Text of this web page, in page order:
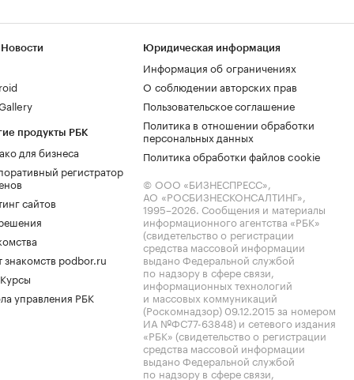
продукты РБК
для бизнеса
регистратор
сайтов
знакомств podbor.ru
управления РБК
Юридическая информация
Информация об ограничениях
О соблюдении авторских прав
Пользовательское соглашение
Политика в отношении обработки
персональных данных
Политика обработки файлов cookie
© ООО «БИЗНЕСПРЕСС»,
АО «РОСБИЗНЕСКОНСАЛТИНГ»,
1995–2026. Сообщения и материалы
информационного агентства «РБК»
(свидетельство о регистрации
средства массовой информации
выдано Федеральной службой
по надзору в сфере связи,
информационных технологий
и массовых коммуникаций
(Роскомнадзор) 09.12.2015 за номером
ИА №ФС77-63848) и сетевого издания
«РБК» (свидетельство о регистрации
средства массовой информации
выдано Федеральной службой
по надзору в сфере связи,